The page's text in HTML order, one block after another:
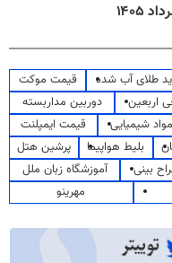
طلای آب شده
قیمت موکت
اربعین
دوربین مداربسته
شیمیایی
قیمت ایمپلنت
بلیط هواپیما
پرشین هتل
بینی
آموزشگاه زبان ملل
مهرینو